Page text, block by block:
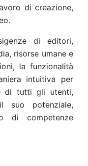
di creazione,
di editori,
risorse umane e
la funzionalità
intuitiva per
di tutti gli utenti,
potenziale,
di competenze